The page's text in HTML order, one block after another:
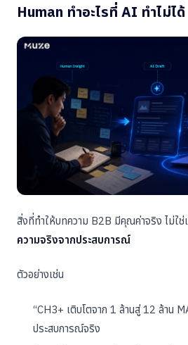
Human ทำอะไรที่ AI ทำไม่ได้
สิ่งที่ทำให้บทความ B2B มีคุณค่าจริง ไม่ใช่
ความจริงจากประสบการณ์
ตัวอย่างเช่น
“CH3+ เติบโตจาก 1 ล้านสู่ 12 ล้าน
ประสบการณ์จริง